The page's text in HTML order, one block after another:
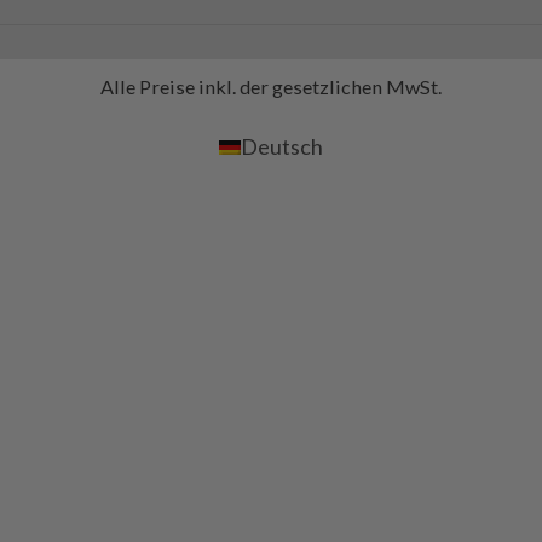
Alle Preise inkl. der gesetzlichen MwSt.
Deutsch